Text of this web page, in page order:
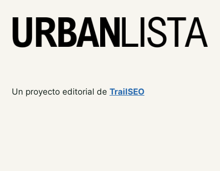
Un proyecto editorial de TrailSEO